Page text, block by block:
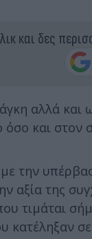
και δες
αλλά και
και στον
με την
αξία της
τιμάται
κατέληξαν